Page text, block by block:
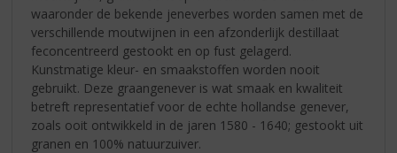
waaronder de bekende jeneverbes worden samen met de
verschillende moutwijnen in een afzonderlijk destillaat
feconcentreerd gestookt en op fust gelagerd.
Kunstmatige kleur- en smaakstoffen worden nooit
gebruikt. Deze graangenever is wat smaak en kwaliteit
betreft representatief voor de echte hollandse genever,
zoals ooit ontwikkeld in de jaren 1580 - 1640; gestookt uit
granen en 100% natuurzuiver.